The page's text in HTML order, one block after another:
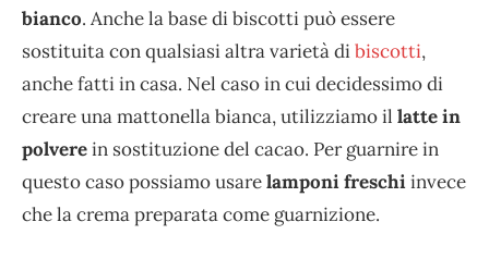
bianco. Anche la base di biscotti può essere
sostituita con qualsiasi altra varietà dibiscotti,
anche fatti in casa. Nel caso in cui decidessimo di
creare una mattonella bianca, utilizziamo il latte in
polverein sostituzione del cacao. Per guarnire in
questo caso possiamo usarelamponi freschiinvece
che la crema preparata come guarnizione.